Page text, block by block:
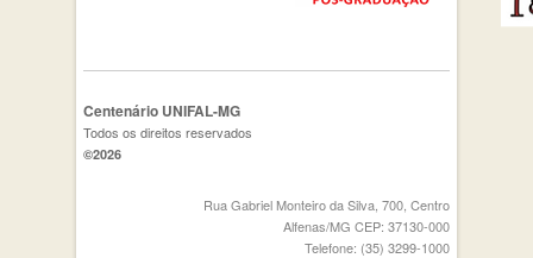
Centenário UNIFAL-MG
Todos os direitos reservados
©2026
Rua Gabriel Monteiro da Silva, 700, Centro
Alfenas/MG CEP: 37130-000
Telefone: (35) 3299-1000